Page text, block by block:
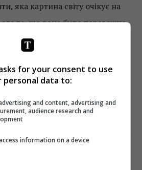
яка картина світу очікує на
те, що вона буде переважно
не викликає сумнівів.
0
for your consent to use
personal data to:
and content, advertising and
audience research and
information on a device